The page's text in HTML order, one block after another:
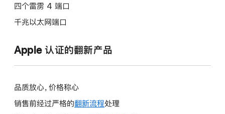
四个雷雳 4 端口
千兆以太网端口
Apple 认证的翻新产品
品质放心，价格称心
销售前经过严格的翻新流程处理